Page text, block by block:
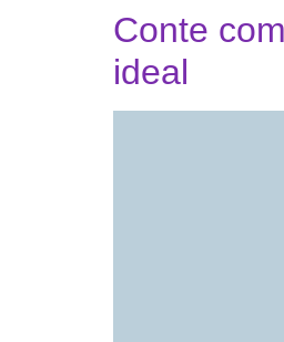
Conte
ideal